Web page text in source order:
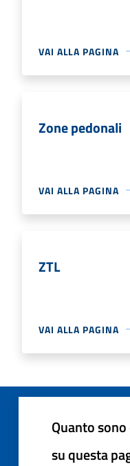
VAI ALLA PAGINA
Zone pedonali
VAI ALLA PAGINA
ZTL
VAI ALLA PAGINA
Quanto
su questa